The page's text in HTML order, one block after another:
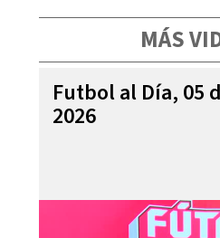
MÁS
Futbol al Día, 05
2026